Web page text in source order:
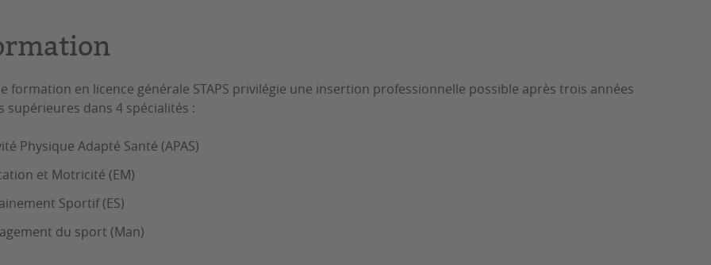
formation en licence générale STAPS privilégie une insertion professionnelle possible après trois années
supérieures dans 4 spécialités :
Physique Adapté Santé (APAS)
et Motricité (EM)
Sportif (ES)
du sport (Man)